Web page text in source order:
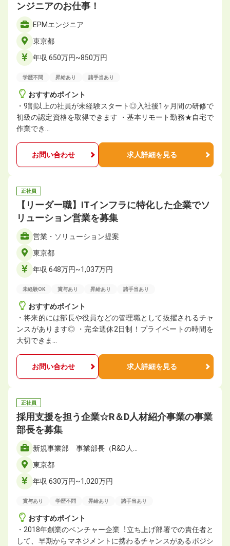
ンジニアのお仕事！
EPMエンジニア
東京都
年収 650万円~850万円
学歴不問 昇給あり 諸手当あり
おすすめポイント
・9割以上の社員が未経験スタート◎入社後1ヶ月間の研修で
初級の認定資格を取得できます ・基本リモート勤務★自宅で
作業でき…
お問い合わせ 求人詳細を見る
正社員
【リーダー職】ITインフラに特化した企業でソ
リューション営業を募集
営業・ソリューション提案
東京都
年収 648万円~1,037万円
未経験OK 賞与あり 昇給あり 諸手当あり
おすすめポイント
・将来的には部長や役員などの管理職として抜擢されるチャ
ンスがあります◎ ・完全週休2日制！プライベートの時間を
大切できま…
お問い合わせ 求人詳細を見る
正社員
採用支援を担う企業☆R＆D人材紹介事業の事業
部長を募集
新規事業部 事業部長（R&D人…
東京都
年収 630万円~1,020万円
賞与あり 学歴不問 昇給あり 諸手当あり
おすすめポイント
・2018年創業のベンチャー企業︕立ち上げ部署での責任者と
して、早期からマネジメントに携わるチャンスがあるポジシ